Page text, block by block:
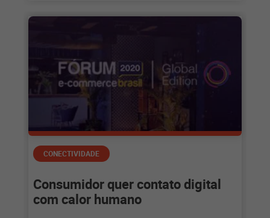
CONECTIVIDADE
Consumidor quer contato digital
com calor humano